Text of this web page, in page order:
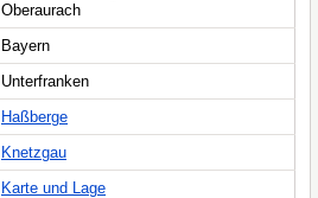
Oberaurach
Bayern
Unterfranken
Haßberge
Knetzgau
Karte und Lage